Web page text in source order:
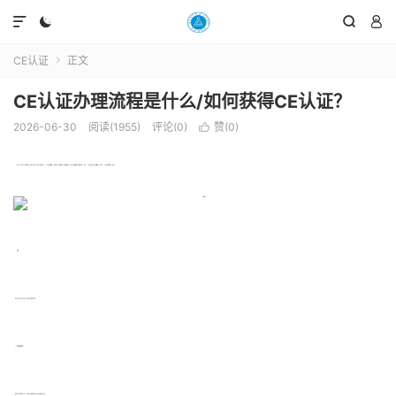
  

CE认证  正文
CE认证办理流程是什么/如何获得CE认证？
2026-06-30 阅读(1955) 评论(0)  赞(0)